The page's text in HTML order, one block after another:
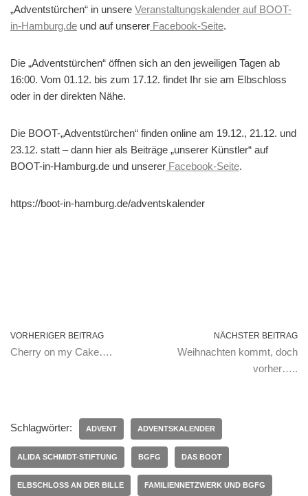
„Adventstürchen“ in unsere Veranstaltungskalender auf BOOT-
in-Hamburg.de und auf unserer Facebook-Seite.
Die „Adventstürchen“ öffnen sich an den jeweiligen Tagen ab
16:00. Vom 01.12. bis zum 17.12. findet Ihr sie am Elbschloss
oder in der direkten Nähe.
Die BOOT-„Adventstürchen“ finden online am 19.12., 21.12. und
23.12. statt – dann hier als Beiträge „unserer Künstler“ auf
BOOT-in-Hamburg.de und unserer Facebook-Seite.
https://boot-in-hamburg.de/adventskalender
VORHERIGER BEITRAG
Cherry on my Cake….
NÄCHSTER BEITRAG
Weihnachten kommt, doch
vorher…..
Schlagwörter: ADVENT ADVENTSKALENDER
ALIDA SCHMIDT-STIFTUNG BGFG DAS BOOT
ELBSCHLOSS AN DER BILLE FAMILIENNETZWERK UND BGFG